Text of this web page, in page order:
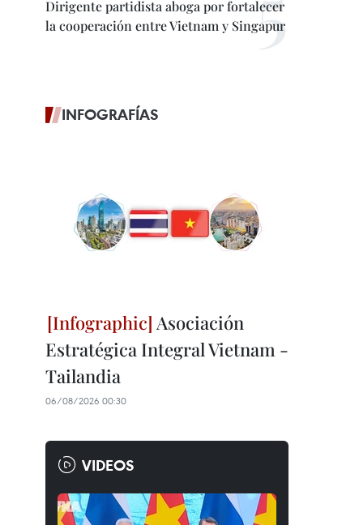
Dirigente partidista aboga por fortalecer
la cooperación entre Vietnam y Singapur
INFOGRAFÍAS
Asociación
Estratégica Integral Vietnam -
Tailandia
06/08/2026 00:30
VIDEOS